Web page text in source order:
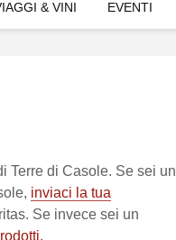
& VINI EVENTI
Terre di Casole. Se sei un
inviaci la tua
Se invece sei un